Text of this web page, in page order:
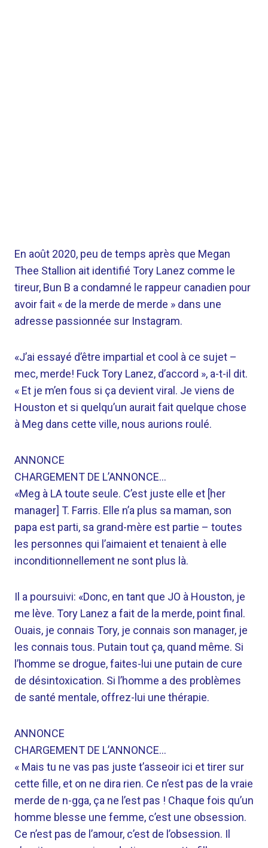
En août 2020, peu de temps après que Megan
Thee Stallion ait identifié Tory Lanez comme le
tireur, Bun B a condamné le rappeur canadien pour
avoir fait « de la merde de merde » dans une
adresse passionnée sur Instagram.
«J’ai essayé d’être impartial et cool à ce sujet –
mec, merde! Fuck Tory Lanez, d’accord », a-t-il dit.
« Et je m’en fous si ça devient viral. Je viens de
Houston et si quelqu’un aurait fait quelque chose
à Meg dans cette ville, nous aurions roulé.
ANNONCE
CHARGEMENT DE L’ANNONCE…
«Meg à LA toute seule. C’est juste elle et [her
manager] T. Farris. Elle n’a plus sa maman, son
papa est parti, sa grand-mère est partie – toutes
les personnes qui l’aimaient et tenaient à elle
inconditionnellement ne sont plus là.
Il a poursuivi: «Donc, en tant que JO à Houston, je
me lève. Tory Lanez a fait de la merde, point final.
Ouais, je connais Tory, je connais son manager, je
les connais tous. Putain tout ça, quand même. Si
l’homme se drogue, faites-lui une putain de cure
de désintoxication. Si l’homme a des problèmes
de santé mentale, offrez-lui une thérapie.
ANNONCE
CHARGEMENT DE L’ANNONCE…
« Mais tu ne vas pas juste t’asseoir ici et tirer sur
cette fille, et on ne dira rien. Ce n’est pas de la vraie
merde de n-gga, ça ne l’est pas ! Chaque fois qu’un
homme blesse une femme, c’est une obsession.
Ce n’est pas de l’amour, c’est de l’obsession. Il